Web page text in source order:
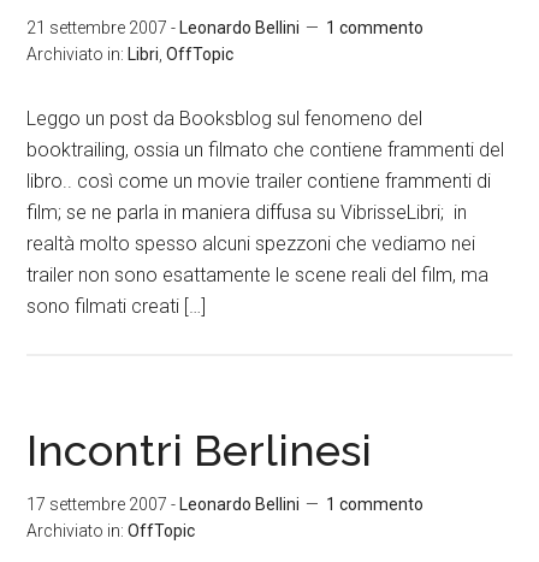
21 settembre 2007 - Leonardo Bellini
1 commento
Archiviato in: Libri ,OffTopic
Leggo un post da Booksblog sul fenomeno del
booktrailing, ossia un filmato che contiene frammenti del
libro.. così come un movie trailer contiene frammenti di
film; se ne parla in maniera diffusa su VibrisseLibri; in
realtà molto spesso alcuni spezzoni che vediamo nei
trailer non sono esattamente le scene reali del film, ma
sono filmati creati […]
Incontri Berlinesi
17 settembre 2007 - Leonardo Bellini
1 commento
Archiviato in:OffTopic